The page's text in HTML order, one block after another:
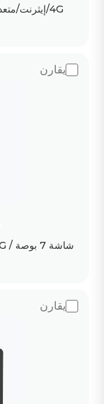
يقارن
يقارن